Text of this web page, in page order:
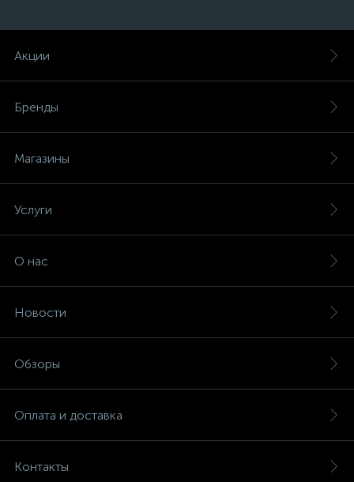
Акции
Бренды
Магазины
Услуги
О нас
Новости
Обзоры
Оплата и доставка
Контакты